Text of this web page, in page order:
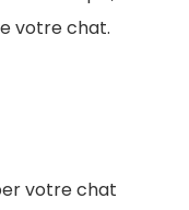
votre chat.
votre chat